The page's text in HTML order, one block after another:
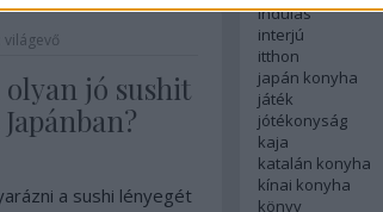
világevő
jó sushit
a sushi lényegét
indulás
interjú
itthon
japán konyha
játék
jótékonyság
kaja
katalán konyha
kínai konyha
könyv